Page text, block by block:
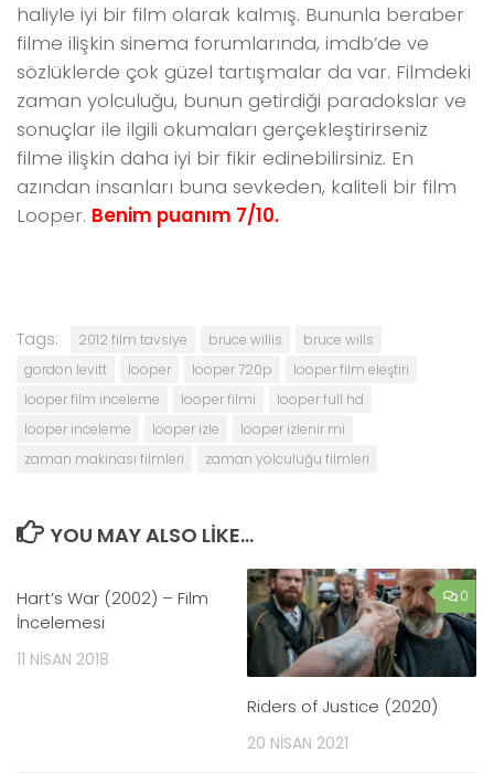
haliyle iyi bir film olarak kalmış. Bununla beraber
filme ilişkin sinema forumlarında, imdb’de ve
sözlüklerde çok güzel tartışmalar da var. Filmdeki
zaman yolculuğu, bunun getirdiği paradokslar ve
sonuçlar ile ilgili okumaları gerçekleştirirseniz
filme ilişkin daha iyi bir fikir edinebilirsiniz. En
azından insanları buna sevkeden, kaliteli bir film
Looper. Benim puanım 7/10.
Tags: 2012 film tavsiye bruce willis
bruce wills
gordon levitt
looper looper 720p
looper film eleştiri
looper film inceleme
looper filmi
looper full hd
looper inceleme
looper izle
looper izlenir mi
zaman makinası filmleri
zaman yolculuğu filmleri
YOU MAY ALSO LIKE...
Hart’s War (2002) – Film
İncelemesi
11 NISAN 2018
0
Riders of Justice (2020)
20 NISAN 2021